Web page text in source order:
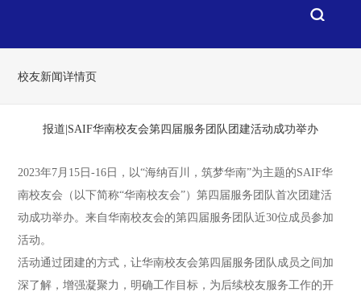
校友新闻详情页
报道|SAIF华南校友会第四届服务团队团建活动成功举办
2023年7月15日-16日，以“海纳百川，筑梦华南”为主题的SAIF华
南校友会（以下简称“华南校友会”）第四届服务团队首次团建活
动成功举办。来自华南校友会的第四届服务团队近30位成员参加
活动。
活动通过团建的方式，让华南校友会第四届服务团队成员之间加
深了解，增强凝聚力，明确工作目标，为后续校友服务工作的开